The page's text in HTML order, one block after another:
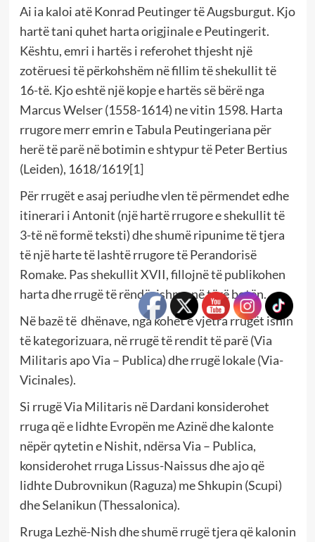
Ai ia kaloi atë Konrad Peutinger të Augsburgut. Kjo
hartë tani quhet harta origjinale e Peutingerit.
Kështu, emri i hartës i referohet thjesht një
zotëruesi të përkohshëm në fillim të shekullit të
16-të. Kjo eshtë një kopje e hartës së bërë nga
Marcus Welser (1558-1614) ne vitin 1598. Harta
rrugore merr emrin e Tabula Peutingeriana për
herë të parë në botimin e shtypur të Peter Bertius
(Leiden), 1618/1619[1]
Për rrugët e asaj periudhe vlen të përmendet edhe
itinerari i Antonit (një hartë rrugore e shekullit të
3-të në formë teksti) dhe shumë ripunime të tjera
të një harte të lashtë rrugore të Perandorisë
Romake. Pas shekullit XVII, fillojnë të publikohen
harta dhe rrugë të rëndësishme në tërë botën.
Në bazë të dhënave, nga kohët e vjetra rrugët ishin
të kategorizuara, në rrugë të rendit të parë (Via
Militaris apo Via – Publica) dhe rrugë lokale (Via-
Vicinales).
Si rrugë Via Militaris në Dardani konsiderohet
rruga që e lidhte Evropën me Azinë dhe kalonte
nëpër qytetin e Nishit, ndërsa Via – Publica,
konsiderohet rruga Lissus-Naissus dhe ajo që
lidhte Dubrovnikun (Raguza) me Shkupin (Scupi)
dhe Selanikun (Thessalonica).
Rruga Lezhë-Nish dhe shumë rrugë tjera që kalonin